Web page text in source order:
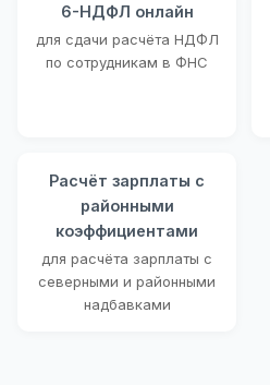
6-НДФЛ онлайн
для сдачи расчёта НДФЛ
по сотрудникам в ФНС
Расчёт зарплаты с
районными
коэффициентами
для расчёта зарплаты с
северными и районными
надбавками